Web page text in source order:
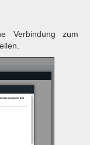
Verbindung zum